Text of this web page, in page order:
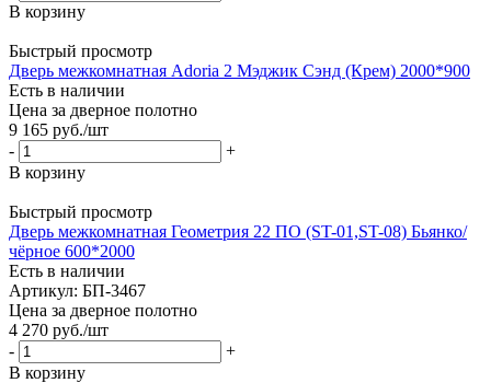
В корзину
Быстрый просмотр
Дверь межкомнатная Adoria 2 Мэджик Сэнд (Крем) 2000*900
Есть в наличии
Цена за дверное полотно
9 165 руб./шт
-
+
В корзину
Быстрый просмотр
Дверь межкомнатная Геометрия 22 ПО (ST-01,ST-08) Бьянко/
чёрное 600*2000
Есть в наличии
Артикул: БП-3467
Цена за дверное полотно
4 270 руб./шт
-
+
В корзину